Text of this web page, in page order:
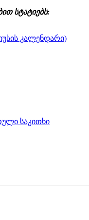
სტატიებს:
კალენდარი)
საკითხი